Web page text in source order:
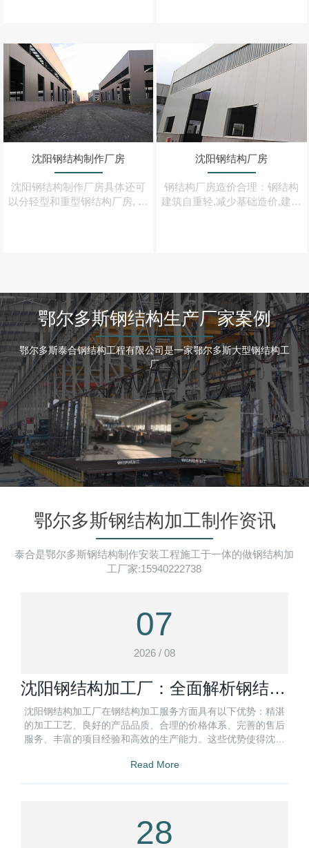
沈阳钢结构制作厂房
沈阳钢结构制作厂房具体还可
以分轻型和重型钢结构厂房, 用
沈阳钢结构厂房
钢结构厂房造价合理：钢结构
建筑自重轻,减少基础造价,建造
鄂尔多斯钢结构生产厂家案例
鄂尔多斯泰合钢结构工程有限公司是一家鄂尔多斯大型钢结构工
厂
鄂尔多斯钢结构加工制作资讯
泰合是鄂尔多斯钢结构制作安装工程施工于一体的做钢结构加
工厂家:15940222738
07
2026 / 08
沈阳钢结构加工厂：全面解析钢结构
加工服务优势
沈阳钢结构加工厂在钢结构加工服务方面具有以下优势：精湛
的加工工艺、良好的产品品质、合理的价格体系、完善的售后
服务、丰富的项目经验和高效的生产能力。这些优势使得沈阳
Read More
28